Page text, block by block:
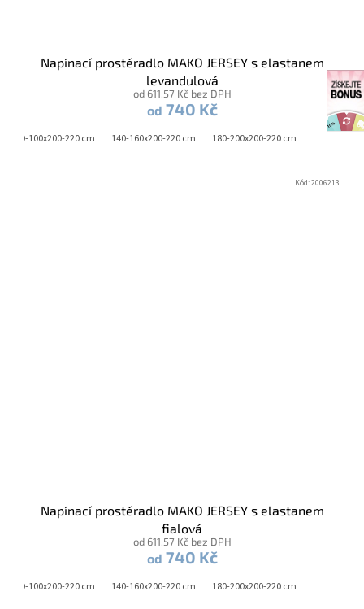
Napínací prostěradlo MAKO JERSEY s elastanem
levandulová
od 611,57 Kč bez DPH
od 740 Kč
90-100x200-220 cm 140-160x200-220 cm 180-200x200-220 cm
Napínací prostěradlo MAKO JERSEY s elastanem
fialová
od 611,57 Kč bez DPH
od 740 Kč
90-100x200-220 cm 140-160x200-220 cm 180-200x200-220 cm
Kód:2006213